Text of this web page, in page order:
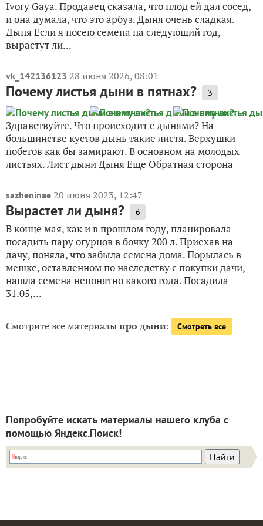
Ivory Gaya. Продавец сказала, что плод ей дал сосед,
и она думала, что это арбуз. Дыня очень сладкая.
Дыня Если я посею семена на следующий год,
вырастут ли...
vk_142136123 28 июня 2026, 08:01
Почему листья дыни в пятнах? 3
Здравствуйте. Что происходит с дынями? На
большинстве кустов дынь такие листя. Верхушки
побегов как бы замирают. В основном на молодых
листьях. Лист дыни Дыня Еще Обратная сторона
sazheninae 20 июня 2023, 12:47
Вырастет ли дыня? 6
В конце мая, как и в прошлом году, планировала
посадить пару огурцов в бочку 200 л. Приехав на
дачу, поняла, что забыла семена дома. Порылась в
мешке, оставленном по наследству с покупки дачи,
нашла семена непонятно какого года. Посадила
31.05,...
Смотрите все материалыпро дыни: Смотреть все
Попробуйте искать материалы нашего клуба с
помощью Яндекс.Поиск!